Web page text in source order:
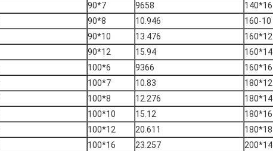
90*7 9658 140*16
90*8 10.946 160-10
90*10 13.476 160*12
90*12 15.94 160*14
100*6 9366 160*16
100*7 10.83 180*12
100*8 12.276 180*14
100*10 15.12 180*16
100*12 20.611 180*18
100*16 23.257 200*14